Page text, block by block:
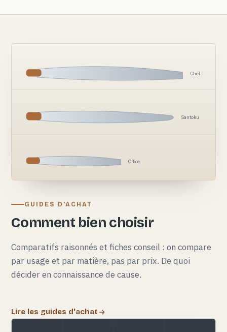
Chef
Santoku
Office
GUIDES D'ACHAT
Comment bien choisir
Comparatifs raisonnés et fiches conseil : on compare
par usage et par matière, pas par prix. De quoi
décider en connaissance de cause.
Lire les guides d'achat